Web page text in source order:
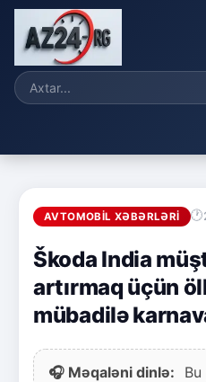
AVTOMOBIL XƏBƏRLƏRI
Škoda India
artırmaq üçün
mübadilə
🎧 Məqaləni dinlə:
Bu